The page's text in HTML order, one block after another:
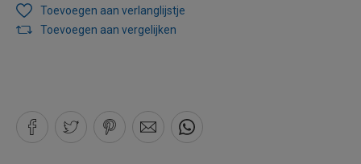
Toevoegen aan verlanglijstje
Toevoegen aan vergelijken